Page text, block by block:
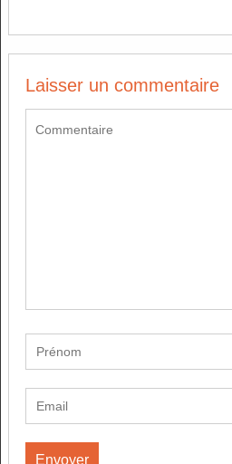
Laisser un commentaire